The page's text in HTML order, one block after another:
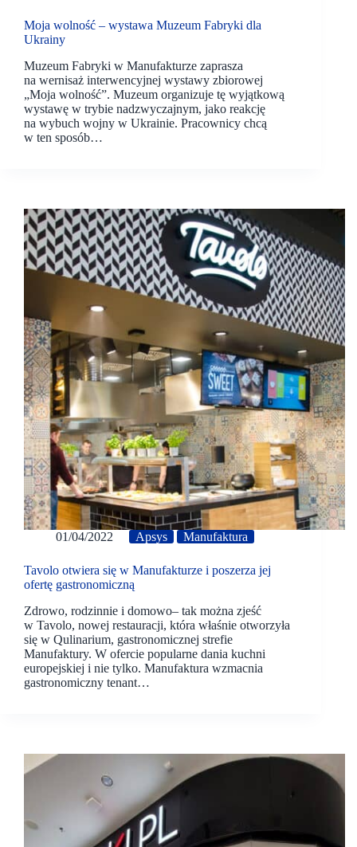
Moja wolność – wystawa Muzeum Fabryki dla
Ukrainy
Muzeum Fabryki w Manufakturze zaprasza
na wernisaż interwencyjnej wystawy zbiorowej
„Moja wolność”. Muzeum organizuje tę wyjątkową
wystawę w trybie nadzwyczajnym, jako reakcję
na wybuch wojny w Ukrainie. Pracownicy chcą
w ten sposób…
01/04/2022 Apsys Manufaktura
Tavolo otwiera się w Manufakturze i poszerza jej
ofertę gastronomiczną
Zdrowo, rodzinnie i domowo– tak można zjeść
w Tavolo, nowej restauracji, która właśnie otworzyła
się w Qulinarium, gastronomicznej strefie
Manufaktury. W ofercie popularne dania kuchni
europejskiej i nie tylko. Manufaktura wzmacnia
gastronomiczny tenant…